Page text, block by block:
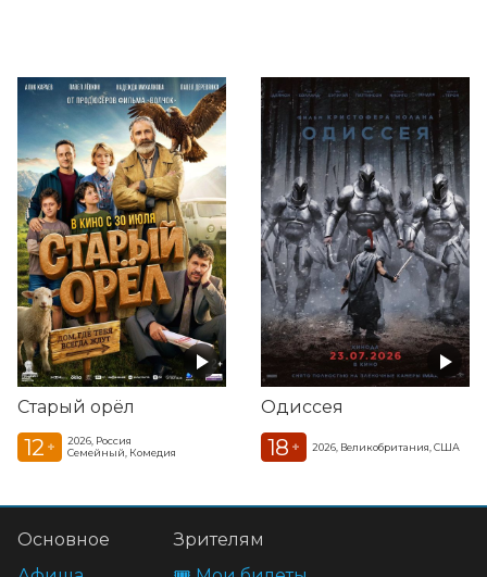
Старый орёл
12 +
2026, Россия
Семейный, Комедия
Одиссея
18 + 2026, Великобритания, США
Основное
Зрителям